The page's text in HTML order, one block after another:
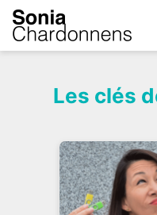
Les clés